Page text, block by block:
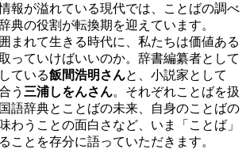
報が溢れている現代では、ことばの調べ
典の役割が転換期を迎えています。
まれて生きる時代に、私たちは価値ある
っていけばいいのか。辞書編纂者として
ている飯間浩明さんと、小説家として
う 三浦しをんさん。それぞれことばを扱
語辞典とことばの未来、自身のことばの
わうことの面白さなど、いま「ことば」
ことを存分に語っていただきます。